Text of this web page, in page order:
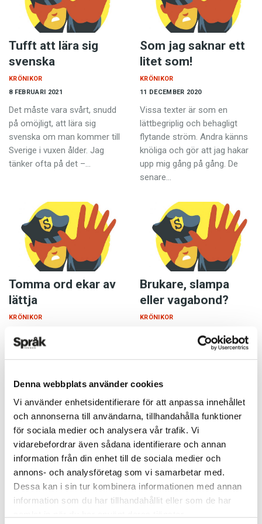
Denna webbplats använder cookies
Vi använder enhetsidentifierare för att anpassa innehållet
och annonserna till användarna, tillhandahålla funktioner
för sociala medier och analysera vår trafik. Vi
vidarebefordrar även sådana identifierare och annan
information från din enhet till de sociala medier och
annons- och analysföretag som vi samarbetar med.
Dessa kan i sin tur kombinera informationen med annan
information som du har tillhandahållit eller som de har
Tufft att lära sig
svenska
8 FEBRUARI 2021
KRÖNIKOR
Det måste vara svårt, snudd
på omöjligt, att lära sig
svenska om man kommer till
Sverige i vuxen ålder. Jag
tänker ofta på det –…
Som jag saknar ett
litet som!
11 DECEMBER 2020
KRÖNIKOR
Vissa texter är som en
lättbegriplig och behagligt
flytande ström. Andra känns
knöliga och gör att jag hakar
upp mig gång på gång. De
senare…
Tomma ord ekar av
lättja
KRÖNIKOR
Det verkar som om
skrämmande och djupt
tätare. Och vi vet alla vad
som väntar på den offentliga
scenen när en…
Brukare, slampa
eller vagabond?
KRÖNIKOR
När man har levt länge blir
man så småningom gammal.
också gammal kategoriseras
som diskriminerande och
nedlåtande? Vi lever…